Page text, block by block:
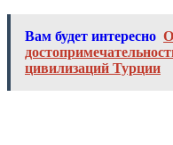
Вам будет интересно
цивилизаций Турции